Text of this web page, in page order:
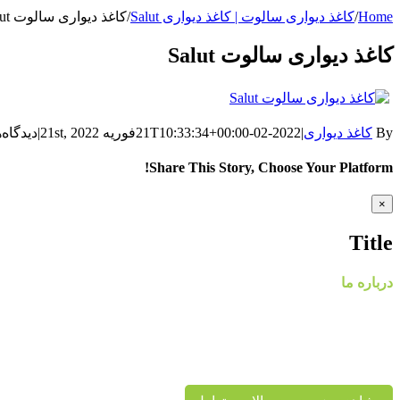
Home
/کاغذ دیواری سالوت | کاغذ دیواری Salut /کاغذ دیواری سالوت Salut
کاغذ دیواری سالوت Salut
By کاغذ دیواری|
2022-02-21T10:33:34+00:00 فوریه 21st, 2022 |
Share This Story, Choose Your Platform!
Facebook
Twitter
Reddit
LinkedIn
WhatsApp
Telegram
Tumblr
Pinterest
Vk
Xing
Email
Close
product
view
×
Title
درباره ما